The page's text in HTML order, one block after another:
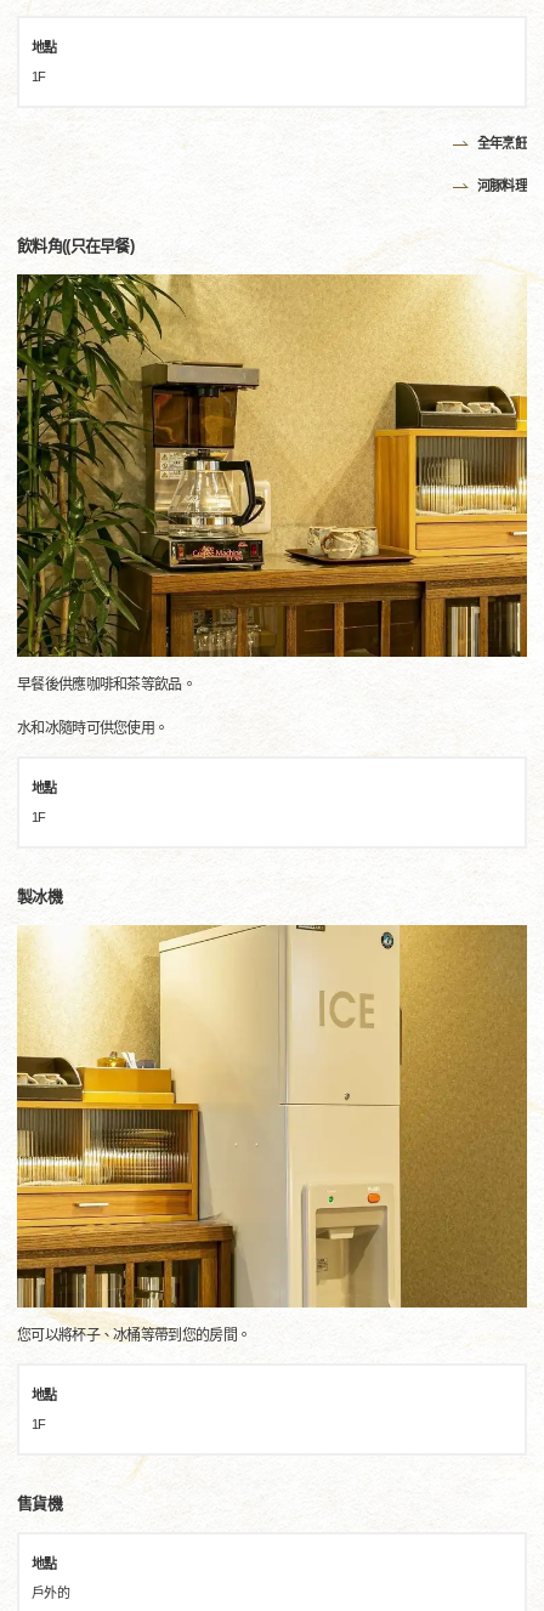
地點
1F
全年烹飪
河豚料理
飲料角((只在早餐)
早餐後供應咖啡和茶等飲品。
水和冰隨時可供您使用。
地點
1F
製冰機
您可以將杯子、冰桶等帶到您的房間。
地點
1F
售貨機
地點
戶外的